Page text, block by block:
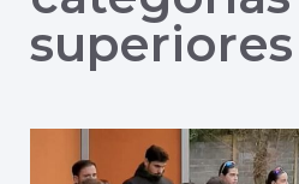
superiores